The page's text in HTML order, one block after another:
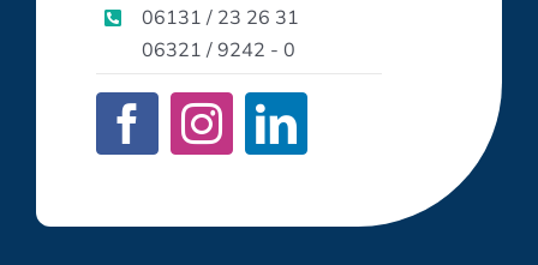
06131 / 23 26 31
06321 / 9242 - 0